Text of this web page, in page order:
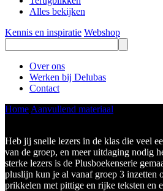
Alles bekijken
Kennis en inspiratie Webshop
Over ons
Werken bij Delubas
Contact
Home Aanvullend materiaal
Heb jij snelle lezers in de klas die veel
van de groep, en meer uitdaging nodig
sterke lezers is de Plusboekenserie
pluslijn kun je al vanaf groep 3 inzetten
prikkelen met pittige en rijke teksten en